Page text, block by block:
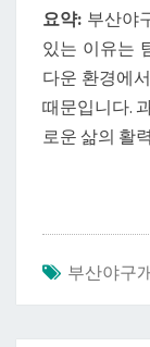
요약: 부산야
있는 이유는
다운 환경에
때문입니다.
로운 삶의 활
부산야구